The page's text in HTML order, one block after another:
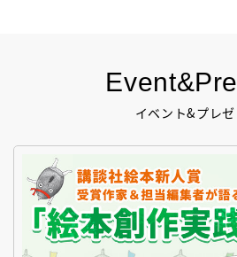
イベント&プレゼ